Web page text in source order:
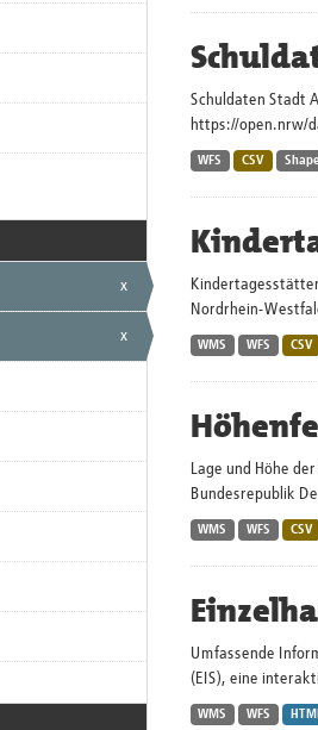
x
x
Schuldaten Stadt
https://open.nrw/
WFS CSV Shape
Nordrhein-
WMS WFS CSV
Lage und Höhe
Bundesrepublik
WMS WFS CSV
Umfassende
(EIS), eine
WMS WFS